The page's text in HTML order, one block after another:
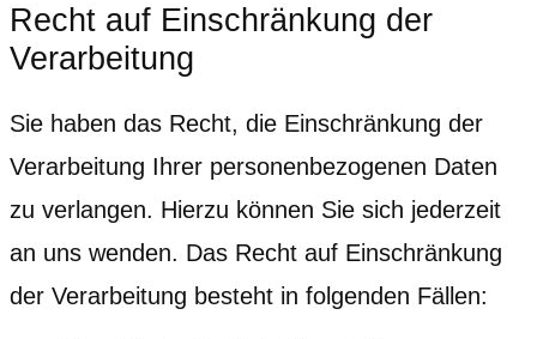
Recht auf Einschränkung der
Verarbeitung
Sie haben das Recht, die Einschränkung der
Verarbeitung Ihrer personenbezogenen Daten
zu verlangen. Hierzu können Sie sich jederzeit
an uns wenden. Das Recht auf Einschränkung
der Verarbeitung besteht in folgenden Fällen: